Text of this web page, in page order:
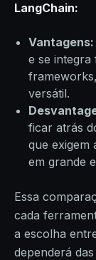
LangChain:
Vantagens:
e se
versátil.
ficar atrás
que exigem
em grande
Essa
cada
a escolha
dependerá